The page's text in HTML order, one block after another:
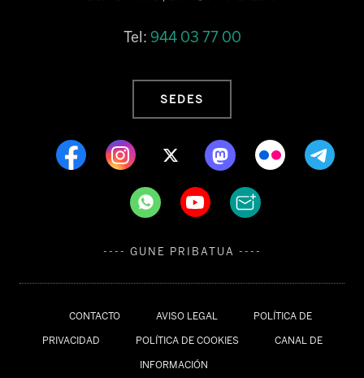
CONTACTO AVISO LEGAL POLÍTICA DE
PRIVACIDAD POLÍTICA DE COOKIES CANAL DE
INFORMACIÓN
Tel: 944 03 77 00
SEDES
---- GUNE PRIBATUA ----